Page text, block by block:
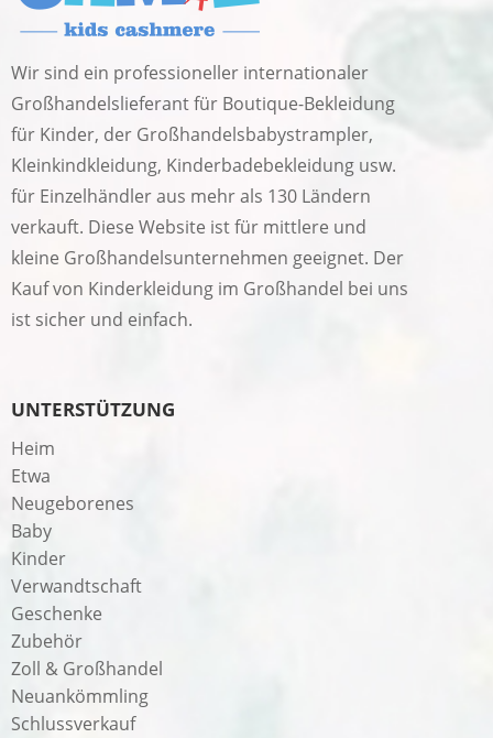
Wir sind ein professioneller internationaler
Großhandelslieferant für Boutique-Bekleidung
für Kinder, der Großhandelsbabystrampler,
Kleinkindkleidung, Kinderbadebekleidung usw.
für Einzelhändler aus mehr als 130 Ländern
verkauft. Diese Website ist für mittlere und
kleine Großhandelsunternehmen geeignet. Der
Kauf von Kinderkleidung im Großhandel bei uns
ist sicher und einfach.
UNTERSTÜTZUNG
Heim
Etwa
Neugeborenes
Baby
Kinder
Verwandtschaft
Geschenke
Zubehör
Zoll & Großhandel
Neuankömmling
Schlussverkauf